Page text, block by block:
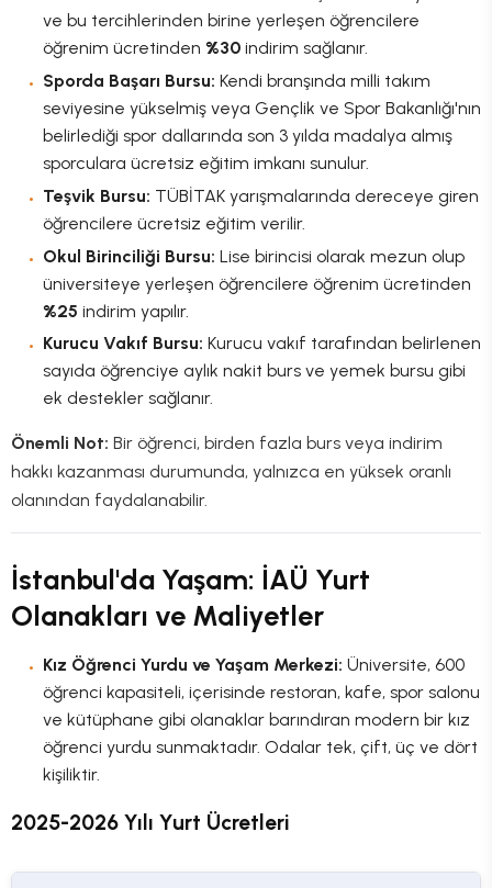
ve bu tercihlerinden birine yerleşen öğrencilere
öğrenim ücretinden %30indirim sağlanır.
Sporda Başarı Bursu: Kendi branşında milli takım
seviyesine yükselmiş veya Gençlik ve Spor Bakanlığı'nın
belirlediği spor dallarında son 3 yılda madalya almış
sporculara ücretsiz eğitim imkanı sunulur.
Teşvik Bursu: TÜBİTAK yarışmalarında dereceye giren
öğrencilere ücretsiz eğitim verilir.
Okul Birinciliği Bursu: Lise birincisi olarak mezun olup
üniversiteye yerleşen öğrencilere öğrenim ücretinden
%25 indirim yapılır.
Kurucu Vakıf Bursu: Kurucu vakıf tarafından belirlenen
sayıda öğrenciye aylık nakit burs ve yemek bursu gibi
ek destekler sağlanır.
Önemli Not: Bir öğrenci, birden fazla burs veya indirim
hakkı kazanması durumunda, yalnızca en yüksek oranlı
olanından faydalanabilir.
İstanbul'da Yaşam: İAÜ Yurt
Olanakları ve Maliyetler
Kız Öğrenci Yurdu ve Yaşam Merkezi: Üniversite, 600
öğrenci kapasiteli, içerisinde restoran, kafe, spor salonu
ve kütüphane gibi olanaklar barındıran modern bir kız
öğrenci yurdu sunmaktadır. Odalar tek, çift, üç ve dört
kişiliktir.
2025-2026 Yılı Yurt Ücretleri